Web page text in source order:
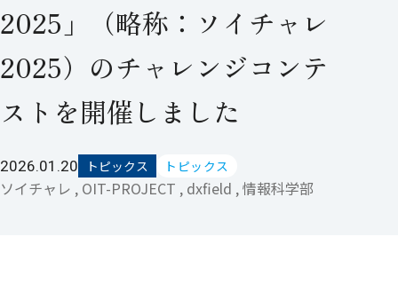
2025」（略称：ソイチャレ
2025）のチャレンジコンテ
ストを開催しました
2026.01.20 トピックス トピックス
ソイチャレ , OIT-PROJECT , dxfield , 情報科学部